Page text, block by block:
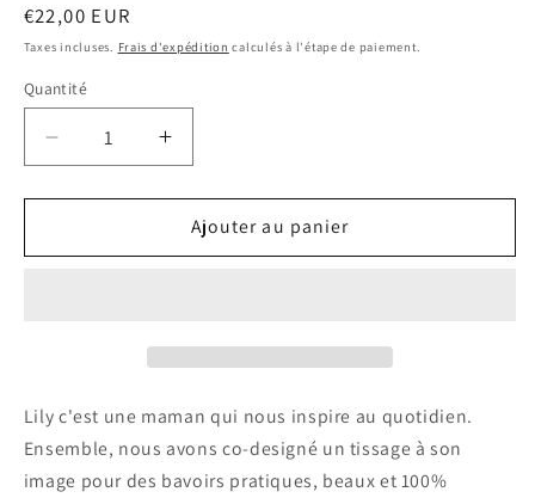
Prix
habituel
€22,00 EUR
Taxes incluses. Frais d'expédition calculés à l'étape de paiement.
Quantité
Réduire
la
quantité
Bavoir
Augmenter
la
quantité
Bavoir
Ajouter au panier
Lily c'est une maman qui nous inspire au quotidien.
Ensemble, nous avons co-designé un tissage à son
image pour des bavoirs pratiques, beaux et 100%